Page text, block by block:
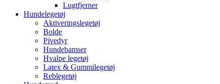
Lugtfjerner
Hundelegetøj
Aktiveringslegetøj
Bolde
Pivedyr
Hundebamser
Hvalpe legetøj
Latex & Gummilegetøj
Reblegetøj